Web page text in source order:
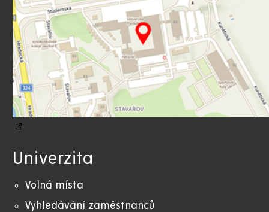
Univerzita
Volná místa
Vyhledávání zaměstnanců